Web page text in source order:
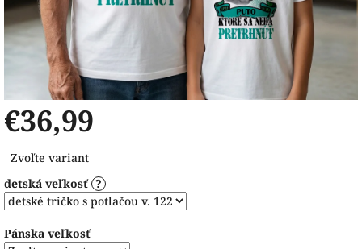
€36,99
cena:
Zvoľte variant
detská veľkosť ?
Pánska veľkosť